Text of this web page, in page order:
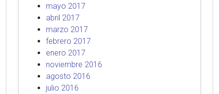
mayo 2017
abril 2017
marzo 2017
febrero 2017
enero 2017
noviembre 2016
agosto 2016
julio 2016